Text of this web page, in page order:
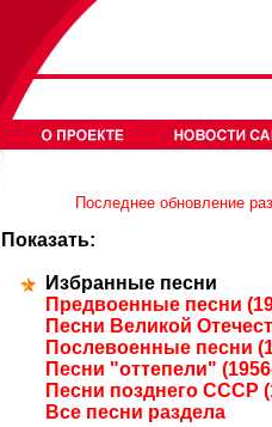
Последнее обновление
Показать:
Избранные песни
Предвоенные песни
Песни Великой
Послевоенные песни
Песни "оттепели"
Песни позднего СССР
Все песни раздела